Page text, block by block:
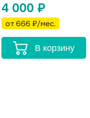
4 000 ₽
от 666 ₽/мес.
В корзину